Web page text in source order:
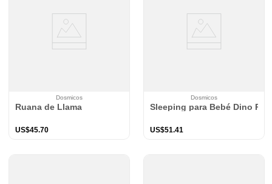
Dosmicos
Ruana de Llama
US$45.70
Dosmicos
Sleeping para Bebé Dino
US$51.41